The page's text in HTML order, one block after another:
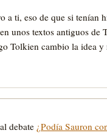
a ti, eso de que si tenían
unos textos antiguos
Tolkien cambio la idea
debate ¿Podía Sauron